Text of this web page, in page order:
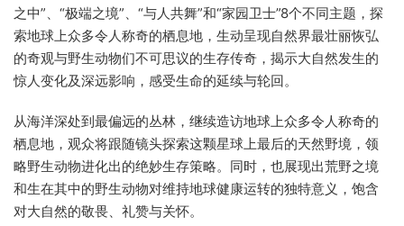
之中”、“极端之境”、“与人共舞”和“家园卫士”8个不同主题，探
索地球上众多令人称奇的栖息地，生动呈现自然界最壮丽恢弘
的奇观与野生动物们不可思议的生存传奇，揭示大自然发生的
惊人变化及深远影响，感受生命的延续与轮回。
从海洋深处到最偏远的丛林，继续造访地球上众多令人称奇的
栖息地，观众将跟随镜头探索这颗星球上最后的天然野境，领
略野生动物进化出的绝妙生存策略。同时，也展现出荒野之境
和生在其中的野生动物对维持地球健康运转的独特意义，饱含
对大自然的敬畏、礼赞与关怀。